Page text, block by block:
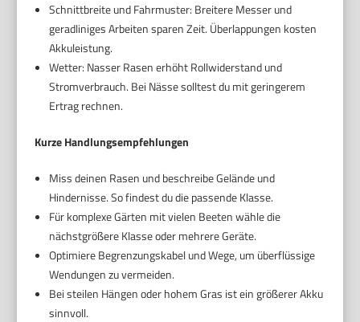
Schnittbreite und Fahrmuster: Breitere Messer und
geradliniges Arbeiten sparen Zeit. Überlappungen kosten
Akkuleistung.
Wetter: Nasser Rasen erhöht Rollwiderstand und
Stromverbrauch. Bei Nässe solltest du mit geringerem
Ertrag rechnen.
Kurze Handlungsempfehlungen
Miss deinen Rasen und beschreibe Gelände und
Hindernisse. So findest du die passende Klasse.
Für komplexe Gärten mit vielen Beeten wähle die
nächstgrößere Klasse oder mehrere Geräte.
Optimiere Begrenzungskabel und Wege, um überflüssige
Wendungen zu vermeiden.
Bei steilen Hängen oder hohem Gras ist ein größerer Akku
sinnvoll.